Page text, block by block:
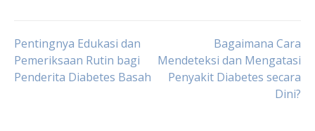
Post
navigation
Pentingnya Edukasi dan
Pemeriksaan Rutin bagi
Penderita Diabetes Basah
Bagaimana Cara
Mendeteksi dan Mengatasi
Penyakit Diabetes secara
Dini?